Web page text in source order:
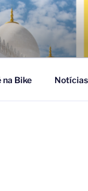
na Bike Notícias